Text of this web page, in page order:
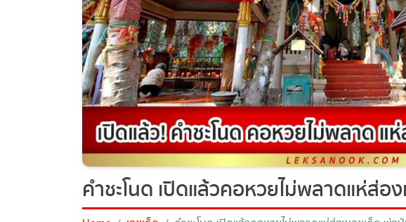
คำชะโนด เปิดแล้ว คอหวยไม่พลาดแห่ส่อ